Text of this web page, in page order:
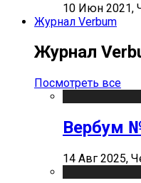
10 Июн 2021,
Журнал Verbum
Журнал
Посмотреть все
Вербум
14 Авг 2025,